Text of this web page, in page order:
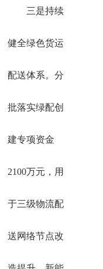
三是持续
健全绿色货运
配送体系。分
批落实绿配创
建专项资金
2100万元，用
于三级物流配
送网络节点改